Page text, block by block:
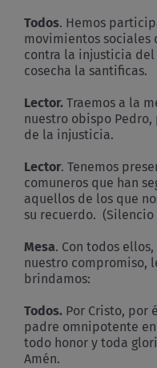
Todos. Hemos
movimientos sociales
contra la injusticia del
cosecha la santificas.
Lector. Traemos a la
nuestro obispo
de la injusticia.
Lector. Tenemos
comuneros que han
aquellos de los que
su recuerdo.
Mesa. Con todos
nuestro compromiso,
brindamos:
Todos. Por Cristo, por
padre omnipotente
todo honor y toda
Amén.